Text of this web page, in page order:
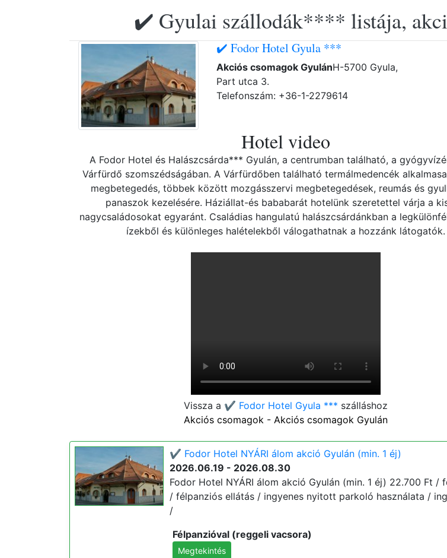
✔️ Gyulai szállodák**** listája,
✔️ Fodor Hotel Gyula ***
Akciós csomagok GyulánH-5700 Gyula,
Part utca 3.
Telefonszám: +36-1-2279614
Hotel video
A Fodor Hotel és Halászcsárda*** Gyulán, a centrumban található, a
Várfürdő szomszédságában. A Várfürdőben található termálmedencék
megbetegedés, többek között mozgásszervi megbetegedések, reumás és
panaszok kezelésére. Háziállat-és bababarát hotelünk szeretettel várja a
nagycsaládosokat egyaránt. Családias hangulatú halászcsárdánkban a
ízekből és különleges halételekből válogathatnak a hozzánk látogatók.
Vissza a ✔️ Fodor Hotel Gyula *** szálláshoz
Akciós csomagok - Akciós csomagok Gyulán
✔️ Fodor Hotel NYÁRI álom akció Gyulán (min. 1 éj)
2026.06.19 - 2026.08.30
Fodor Hotel NYÁRI álom akció Gyulán (min. 1 éj) 22.700 Ft /
/ félpanziós ellátás / ingyenes nyitott parkoló használata /
/
Félpanzióval (reggeli vacsora)
Megtekintés